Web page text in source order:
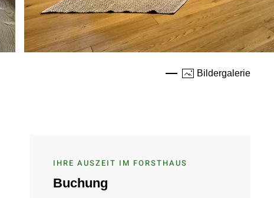
Bildergalerie
IHRE AUSZEIT IM FORSTHAUS
Buchung